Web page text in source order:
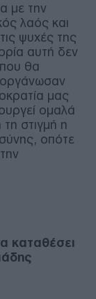
με την
λαός και
ψυχές της
αυτή δεν
που θα
οργάνωσαν
μας
ομαλά
τη στιγμή η
οπότε
καταθέσει